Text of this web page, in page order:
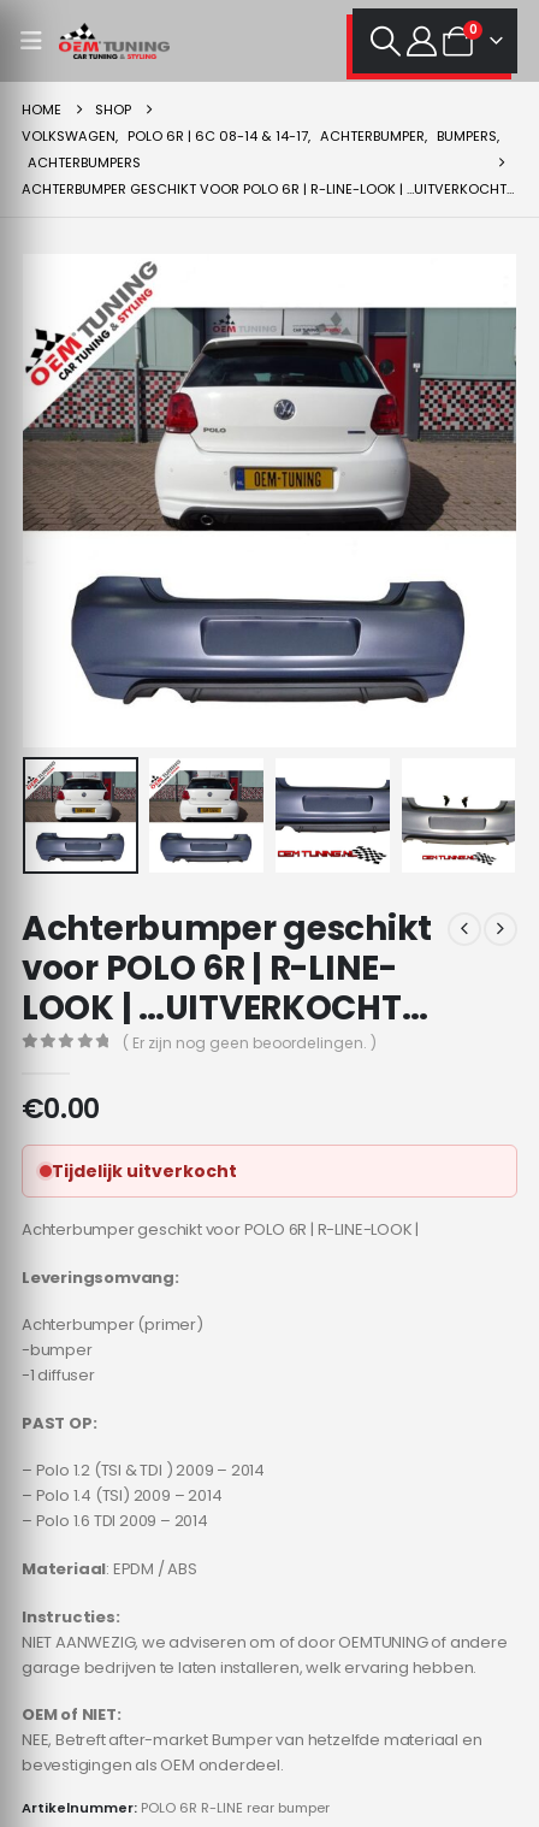
0
HOME
SHOP
VOLKSWAGEN, POLO 6R | 6C 08-14 & 14-17, ACHTERBUMPER, BUMPERS,
ACHTERBUMPERS
ACHTERBUMPER GESCHIKT VOOR POLO 6R | R-LINE-LOOK | …UITVERKOCHT…
Achterbumper geschikt
voor POLO 6R | R-LINE-
LOOK | …UITVERKOCHT…
( Er zijn nog geen beoordelingen. )
€0.00
Tijdelijk uitverkocht
Achterbumper geschikt voor POLO 6R | R-LINE-LOOK |
Leveringsomvang:
Achterbumper (primer)
-bumper
-1 diffuser
PAST OP:
– Polo 1.2 (TSI & TDI ) 2009 – 2014
– Polo 1.4 (TSI) 2009 – 2014
– Polo 1.6 TDI 2009 – 2014
Materiaal: EPDM / ABS
Instructies:
NIET AANWEZIG, we adviseren om of door OEMTUNING of andere
garage bedrijven te laten installeren, welk ervaring hebben.
OEM of NIET:
NEE, Betreft after-market Bumper van hetzelfde materiaal en
bevestigingen als OEM onderdeel.
Artikelnummer: POLO 6R R-LINE rear bumper